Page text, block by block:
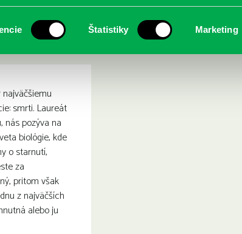
Štatistiky Marketing
umierame:
smrti. Laureát
nás pozýva na
biológie, kde
o starnutí,
za
pritom však
z najväčších
alebo ju